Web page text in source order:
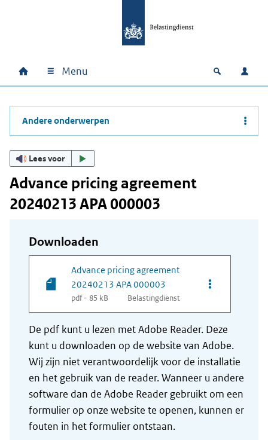
Hoofdnavigatie
Home Menu Open
Andere onderwerpen
Lees voor
Advance pricing agreement
20240213 APA 000003
Downloaden
Advance pricing agreement
20240213 APA 000003
pdf - 85 kB Belastingdienst
Opties van
De pdf kunt u lezen met Adobe Reader. Deze
kunt u downloaden op de website van Adobe.
Wij zijn niet verantwoordelijk voor de installatie
en het gebruik van de reader. Wanneer u andere
software dan de Adobe Reader gebruikt om een
formulier op onze website te openen, kunnen er
fouten in het formulier ontstaan.